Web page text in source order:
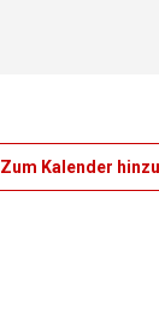
Zum Kalender